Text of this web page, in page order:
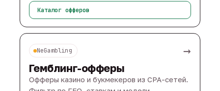
Каталог офферов
NeGambling →
Гемблинг-офферы
Офферы казино и букмекеров из CPA-сетей.